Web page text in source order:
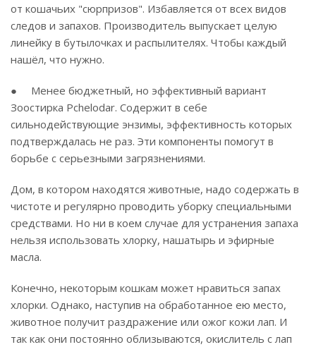
от кошачьих "сюрпризов". Избавляется от всех видов
следов и запахов. Производитель выпускает целую
линейку в бутылочках и распылителях. Чтобы каждый
нашёл, что нужно.
● Менее бюджетный, но эффективный вариант
Зоостирка Pchelodar. Содержит в себе
сильнодействующие энзимы, эффективность которых
подтверждалась не раз. Эти компоненты помогут в
борьбе с серьезными загрязнениями.
Дом, в котором находятся животные, надо содержать в
чистоте и регулярно проводить уборку специальными
средствами. Но ни в коем случае для устранения запаха
нельзя использовать хлорку, нашатырь и эфирные
масла.
Конечно, некоторым кошкам может нравиться запах
хлорки. Однако, наступив на обработанное ею место,
животное получит раздражение или ожог кожи лап. И
так как они постоянно облизываются, окислитель с лап